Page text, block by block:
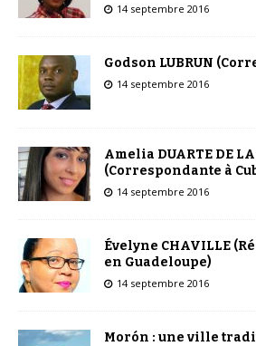
14 septembre 2016
Godson LUBRUN
14 septembre 2016
Amelia DUARTE DE LA
(Correspondante à
14 septembre 2016
Évelyne CHAVILLE
en Guadeloupe)
14 septembre 2016
Morón : une ville